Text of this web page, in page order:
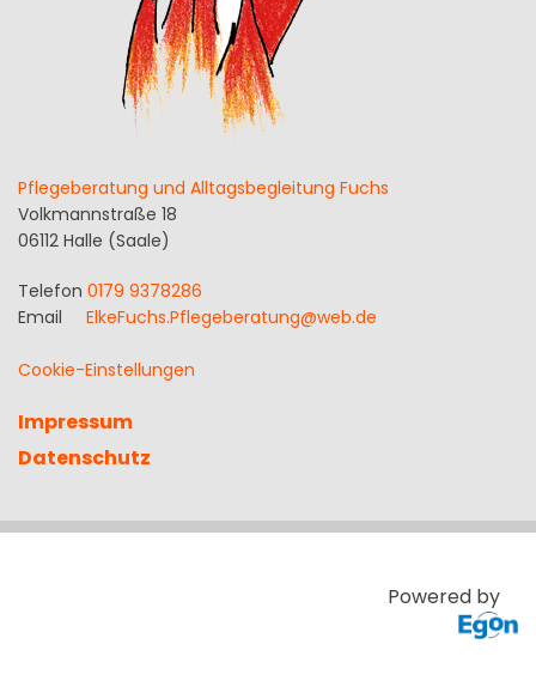
Pflegeberatung und Alltagsbegleitung Fuchs
Volkmannstraße 18
06112 Halle (Saale)
Telefon 0179 9378286
Email ElkeFuchs.Pflegeberatung@web.de
Cookie-Einstellungen
Impressum
Datenschutz
Powered by